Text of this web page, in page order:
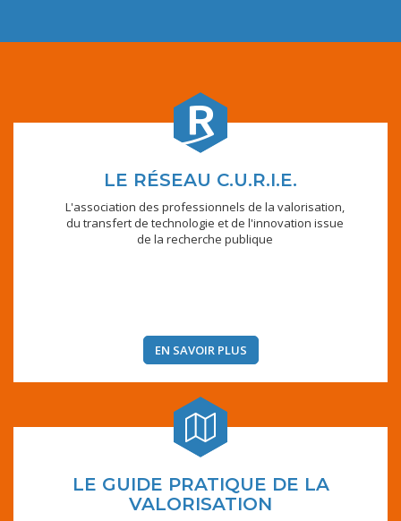
LE RÉSEAU C.U.R.I.E.
L'association des professionnels de la valorisation,
du transfert de technologie et de l'innovation issue
de la recherche publique
EN SAVOIR PLUS
LE GUIDE PRATIQUE DE LA
VALORISATION